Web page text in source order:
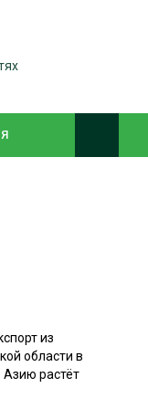
из
области в
растёт